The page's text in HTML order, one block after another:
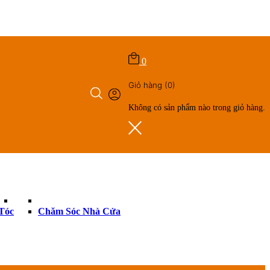
Chăm Sóc Nhà Cửa
0
Giỏ hàng (0)
Không có sản phẩm nào trong giỏ hàng.